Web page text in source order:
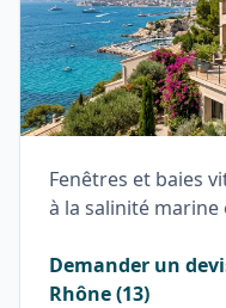
Fenêtres et baies
à la salinité marine
Demander un
Rhône(13)